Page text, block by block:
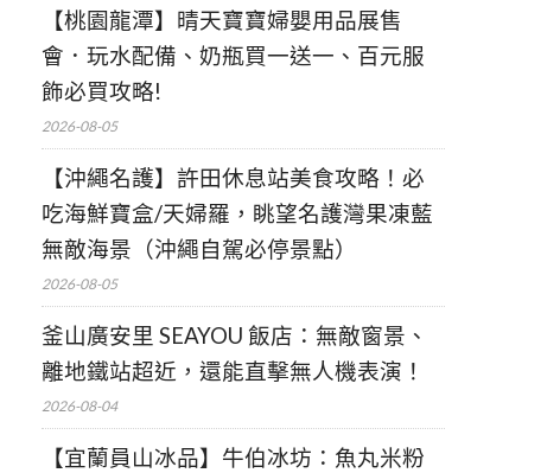
【桃園龍潭】晴天寶寶婦嬰用品展售
會．玩水配備、奶瓶買一送一、百元服
飾必買攻略!
2026-08-05
【沖繩名護】許田休息站美食攻略！必
吃海鮮寶盒/天婦羅，眺望名護灣果凍藍
無敵海景（沖繩自駕必停景點）
2026-08-05
釜山廣安里 SEAYOU 飯店：無敵窗景、
離地鐵站超近，還能直擊無人機表演！
2026-08-04
【宜蘭員山冰品】牛伯冰坊：魚丸米粉